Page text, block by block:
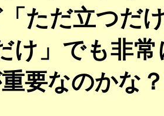
ただ立つだ
け」でも非
要なのかな